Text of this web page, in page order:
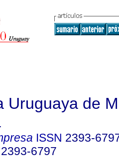
Uruguaya de
ISSN 2393-
2393-6797